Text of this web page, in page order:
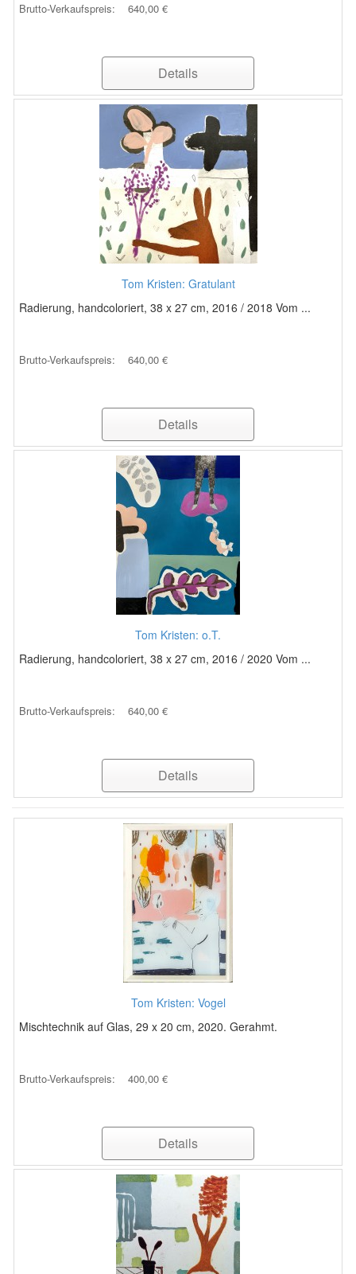
Brutto-Verkaufspreis: 640,00 €
Details
Tom Kristen: Gratulant
Radierung, handcoloriert, 38 x 27 cm, 2016 / 2018 Vom ...
Brutto-Verkaufspreis: 640,00 €
Details
Tom Kristen: o.T.
Radierung, handcoloriert, 38 x 27 cm, 2016 / 2020 Vom ...
Brutto-Verkaufspreis: 640,00 €
Details
Tom Kristen: Vogel
Mischtechnik auf Glas, 29 x 20 cm, 2020. Gerahmt.
Brutto-Verkaufspreis: 400,00 €
Details